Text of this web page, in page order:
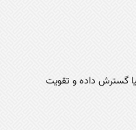
گسترش داده و تقویت